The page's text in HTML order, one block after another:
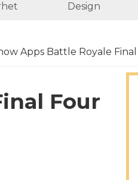
Design
Apps Battle Royale
Four